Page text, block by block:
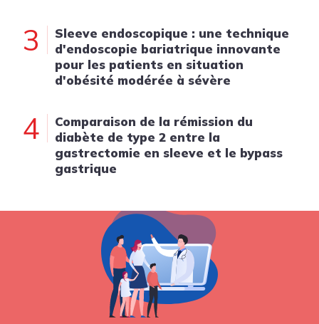
3
Sleeve endoscopique : une technique
d'endoscopie bariatrique innovante
pour les patients en situation
d'obésité modérée à sévère
4
Comparaison de la rémission du
diabète de type 2 entre la
gastrectomie en sleeve et le bypass
gastrique